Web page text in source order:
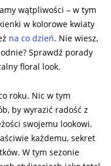
wątpliwości – w tym
w kolorowe kwiaty
na co dzień. Nie wiesz,
Sprawdź porady
floral look.
roku. Nic w tym
by wyrazić radość z
swojemu lookowi.
każdemu, sekret
W tym sezonie